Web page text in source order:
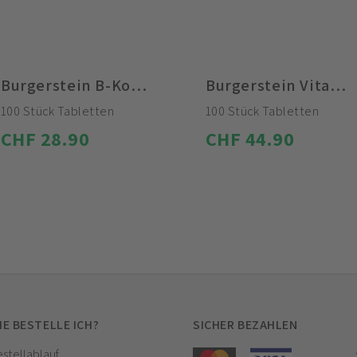
Burgerstein B-Komplex
100 Stück Tabletten
CHF 28.90
Burgerstein Vitamin C 1000
100 Stück Tabletten
CHF 44.90
BESTELLE ICH?
SICHER BEZAHLEN